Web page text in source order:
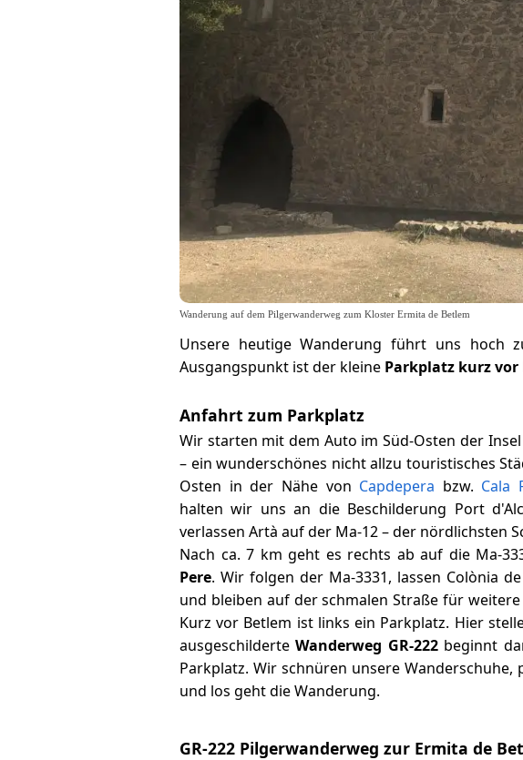
Wanderung auf dem Pilgerwanderweg zum Kloster Ermita de Betlem
Unsere heutige Wanderung führt uns hoch
Ausgangspunkt ist der kleine Parkplatz kurz vor
Anfahrt zum Parkplatz
Wir starten mit dem Auto im Süd-Osten der
– ein wunderschönes nicht allzu touristisches
Osten in der Nähe von Capdepera bzw. Cala
halten wir uns an die Beschilderung Port
verlassen Artà auf der Ma-12 – der nördlichsten
Nach ca. 7 km geht es rechts ab auf die Ma-
Pere. Wir folgen der Ma-3331, lassen Colònia
und bleiben auf der schmalen Straße für
Kurz vor Betlem ist links ein Parkplatz. Hier
ausgeschilderteWanderweg GR-222beginnt
Parkplatz. Wir schnüren unsere Wanderschuhe,
und los geht die Wanderung.
GR-222 Pilgerwanderweg zur Ermita de